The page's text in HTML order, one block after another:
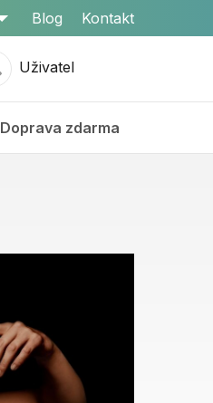
Blog Kontakt
Uživatel
Doprava zdarma